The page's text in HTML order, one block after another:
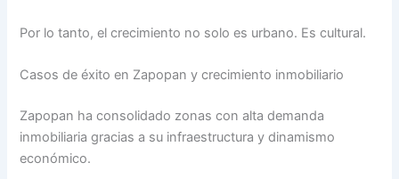
Por lo tanto, el crecimiento no solo es urbano. Es cultural.
Casos de éxito en Zapopan y crecimiento inmobiliario
Zapopan ha consolidado zonas con alta demanda
inmobiliaria gracias a su infraestructura y dinamismo
económico.